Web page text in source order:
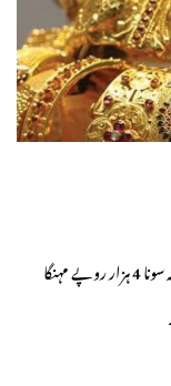
آل پاکستان جیمز اینڈ جیولرز ایسوسی ایشن کے مطابق فی تولہ سونا 4 ہزار روپے مہنگا